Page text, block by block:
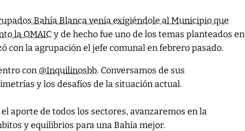
Bahía Blanca venía exigiéndole al Municipio que
la OMAIC y de hecho fue uno de los temas planteados en
con la agrupación el jefe comunal en febrero pasado.
con @Inquilinosbb. Conversamos de sus
y los desafíos de la situación actual.
aporte de todos los sectores, avanzaremos en la
y equilibrios para una Bahía mejor.